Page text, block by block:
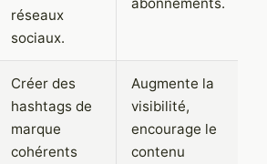
réseaux
sociaux.
Créer des
hashtags de
marque
cohérents
Augmente la
visibilité,
encourage le
contenu